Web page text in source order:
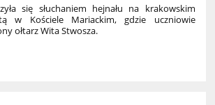
się słuchaniem hejnału na krakowskim
w Kościele Mariackim, gdzie uczniowie
ołtarz Wita Stwosza.